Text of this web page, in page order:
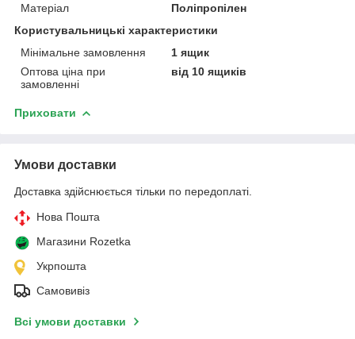
Матеріал
Поліпропілен
Користувальницькі характеристики
Мінімальне замовлення
1 ящик
Оптова ціна при
замовленні
від 10 ящиків
Приховати
Умови доставки
Доставка здійснюється тільки по передоплаті.
Нова Пошта
Магазини Rozetka
Укрпошта
Самовивіз
Всі умови доставки